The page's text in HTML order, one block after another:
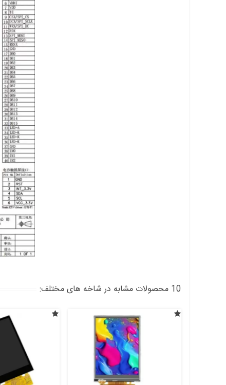
10 محصولات مشابه در شاخه های مختلف: